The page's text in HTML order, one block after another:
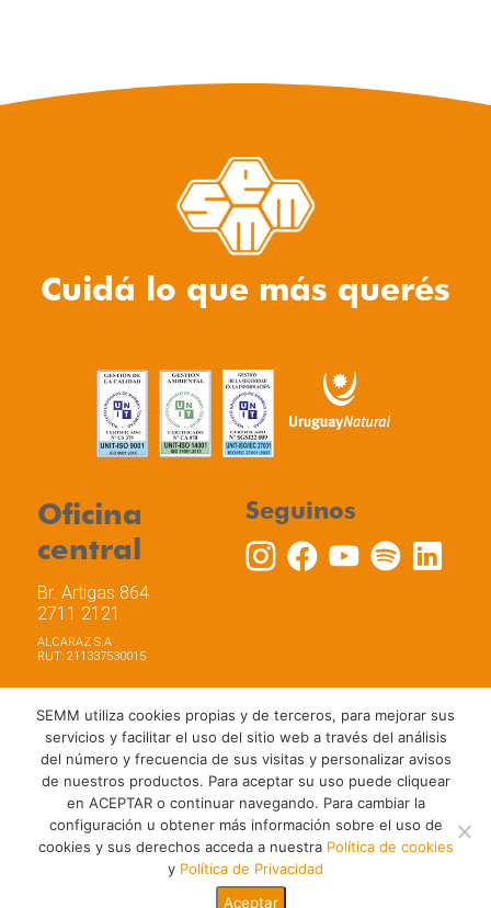
Cuidá lo que más querés
Oficina
central
Br. Artigas 864
2711 2121
ALCARAZ S.A
RUT: 211337530015
Seguinos
Trabaja con nosotros
Política de privacidad
Términos y Condiciones de Uso
Política de Cookies
SEMM utiliza cookies propias y de terceros, para mejorar sus
servicios y facilitar el uso del sitio web a través del análisis
del número y frecuencia de sus visitas y personalizar avisos
de nuestros productos. Para aceptar su uso puede cliquear
en ACEPTAR o continuar navegando. Para cambiar la
configuración u obtener más información sobre el uso de
cookies y sus derechos acceda a nuestra Política de cookies
y Política de Privacidad
Aceptar